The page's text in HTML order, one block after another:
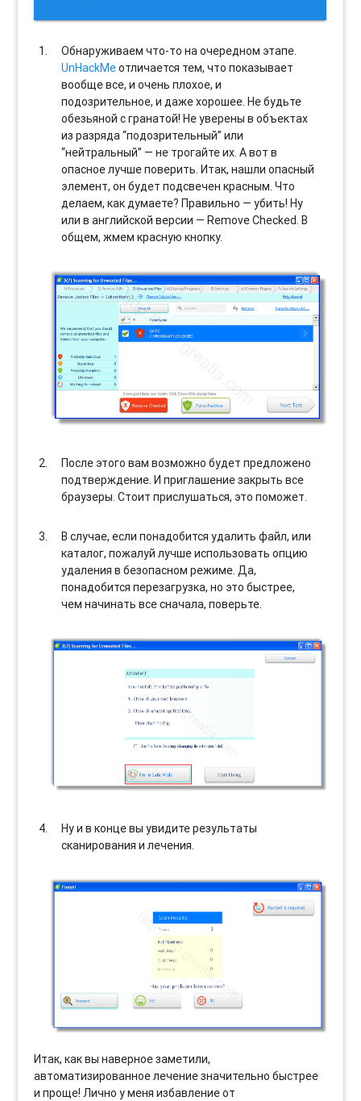
Обнаруживаем что-то на очередном этапе.
UnHackMeотличается тем, что показывает
вообще все, и очень плохое, и
подозрительное, и даже хорошее. Не будьте
обезьяной с гранатой! Не уверены в объектах
из разряда “подозрительный” или
“нейтральный” — не трогайте их. А вот в
опасное лучше поверить. Итак, нашли опасный
элемент, он будет подсвечен красным. Что
делаем, как думаете? Правильно — убить! Ну
или в английской версии — Remove Checked. В
общем, жмем красную кнопку.
После этого вам возможно будет предложено
подтверждение. И приглашение закрыть все
браузеры. Стоит прислушаться, это поможет.
В случае, если понадобится удалить файл, или
каталог, пожалуй лучше использовать опцию
удаления в безопасном режиме. Да,
понадобится перезагрузка, но это быстрее,
чем начинать все сначала, поверьте.
Ну и в конце вы увидите результаты
сканирования и лечения.
Итак, как вы наверное заметили,
автоматизированное лечение значительно быстрее
и проще! Лично у меня избавление от